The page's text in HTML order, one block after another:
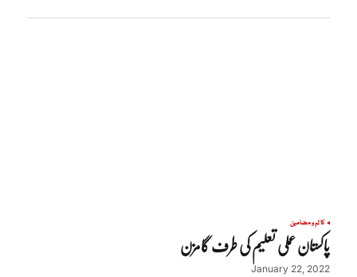
کالم و مضامین
پاکستان عملی تعلیم کی طرف گامزن
January 22, 2022